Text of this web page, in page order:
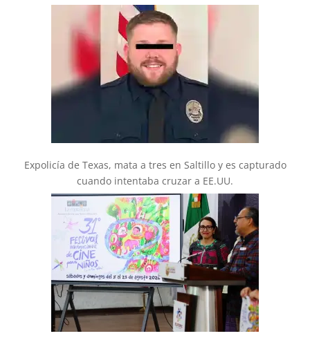
Expolicía de Texas, mata a tres en Saltillo y es capturado
cuando intentaba cruzar a EE.UU.